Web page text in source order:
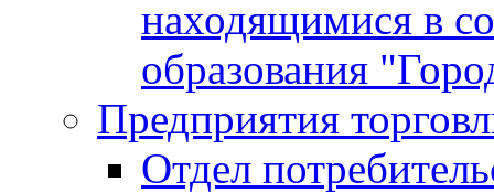
находящимися в
образования
Предприятия
Отдел